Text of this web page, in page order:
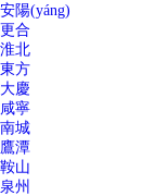
安陽(yáng)
更合
淮北
東方
大慶
咸寧
南城
鷹潭
鞍山
泉州